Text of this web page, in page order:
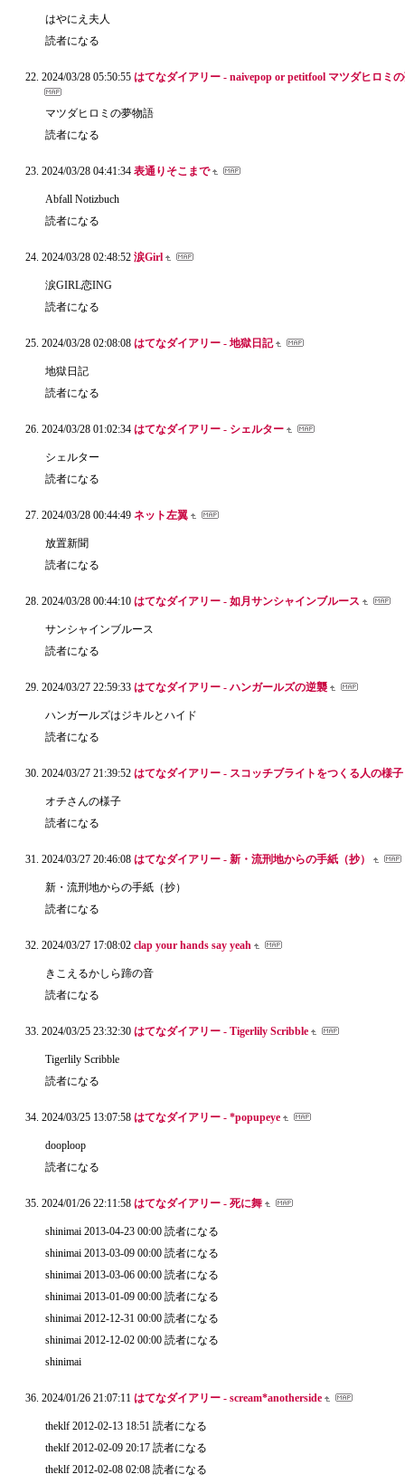
はやにえ夫人
読者になる
2024/03/28 05:50:55 はてなダイアリー - naivepop or petitfool マツダヒロミ
マツダヒロミの夢物語
読者になる
2024/03/28 04:41:34 表通りそこまで
Abfall Notizbuch
読者になる
2024/03/28 02:48:52 涙Girl
涙GIRL恋ING
読者になる
2024/03/28 02:08:08 はてなダイアリー - 地獄日記
地獄日記
読者になる
2024/03/28 01:02:34 はてなダイアリー - シェルター
シェルター
読者になる
2024/03/28 00:44:49 ネット左翼
放置新聞
読者になる
2024/03/28 00:44:10 はてなダイアリー - 如月サンシャインブルース
サンシャインブルース
読者になる
2024/03/27 22:59:33 はてなダイアリー - ハンガールズの逆襲
ハンガールズはジキルとハイド
読者になる
2024/03/27 21:39:52 はてなダイアリー - スコッチブライトをつくる人の様子
オチさんの様子
読者になる
2024/03/27 20:46:08 はてなダイアリー - 新・流刑地からの手紙（抄）
新・流刑地からの手紙（抄）
読者になる
2024/03/27 17:08:02 clap your hands say yeah
きこえるかしら蹄の音
読者になる
2024/03/25 23:32:30 はてなダイアリー - Tigerlily Scribble
Tigerlily Scribble
読者になる
2024/03/25 13:07:58 はてなダイアリー - *popupeye
dooploop
読者になる
2024/01/26 22:11:58 はてなダイアリー - 死に舞
shinimai 2013-04-23 00:00 読者になる
shinimai 2013-03-09 00:00 読者になる
shinimai 2013-03-06 00:00 読者になる
shinimai 2013-01-09 00:00 読者になる
shinimai 2012-12-31 00:00 読者になる
shinimai 2012-12-02 00:00 読者になる
shinimai
2024/01/26 21:07:11 はてなダイアリー - scream*anotherside
theklf 2012-02-13 18:51 読者になる
theklf 2012-02-09 20:17 読者になる
theklf 2012-02-08 02:08 読者になる